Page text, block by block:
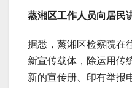
蒸湘区工作人员向居民
据悉，蒸湘区检察院在
新宣传载体，除运用传
新的宣传册、印有举报